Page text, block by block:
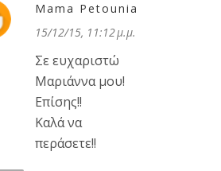
Mama Petounia
15/12/15, 11:12 μ.μ.
Σε ευχαριστώ
Μαριάννα μου!
Επίσης!!
Καλά να
περάσετε!!